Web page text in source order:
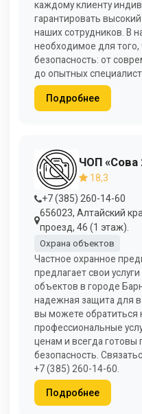
каждому клиенту
гарантировать
наших сотрудников. В
необходимое для
безопасность: от
до опытных
Подробнее
ЧОП «Сова
18,3
+7 (385) 260-14-60
656023, Алтайский
проезд, 46 (1 этаж).
Охрана объектов
Частное охранное
предлагает свои
объектов в городе
надежная защита для
вы можете
профессиональные
ценам и всегда готовы
безопасность.
+7 (385) 260-14-60.
Подробнее